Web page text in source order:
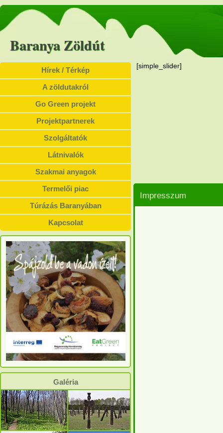
Baranya Zöldút
[simple_slider]
Hírek / Térkép
A zöldutakról
Go Green projekt
Projektpartnerek
Szolgáltatók
Látnivalók
Szakmai anyagok
Termelői piac
Túrázás Baranyában
Kapcsolat
Galéria
Impresszum